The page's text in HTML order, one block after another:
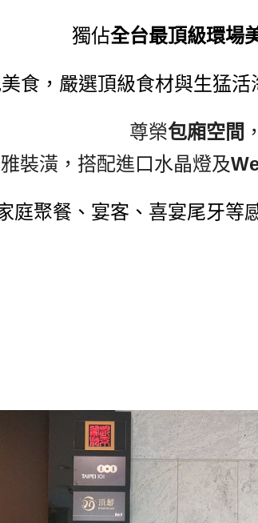
獨佔全台最頂級環場
食，嚴選頂級食材與生猛
尊榮包廂空間 ，
裝潢，搭配進口水晶燈及
庭聚餐、宴客、喜宴尾牙等